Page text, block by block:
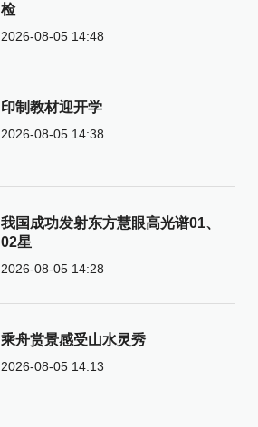
检
2026-08-05 14:48
印制教材迎开学
2026-08-05 14:38
我国成功发射东方慧眼高光谱01、
02星
2026-08-05 14:28
乘舟赏景感受山水灵秀
2026-08-05 14:13